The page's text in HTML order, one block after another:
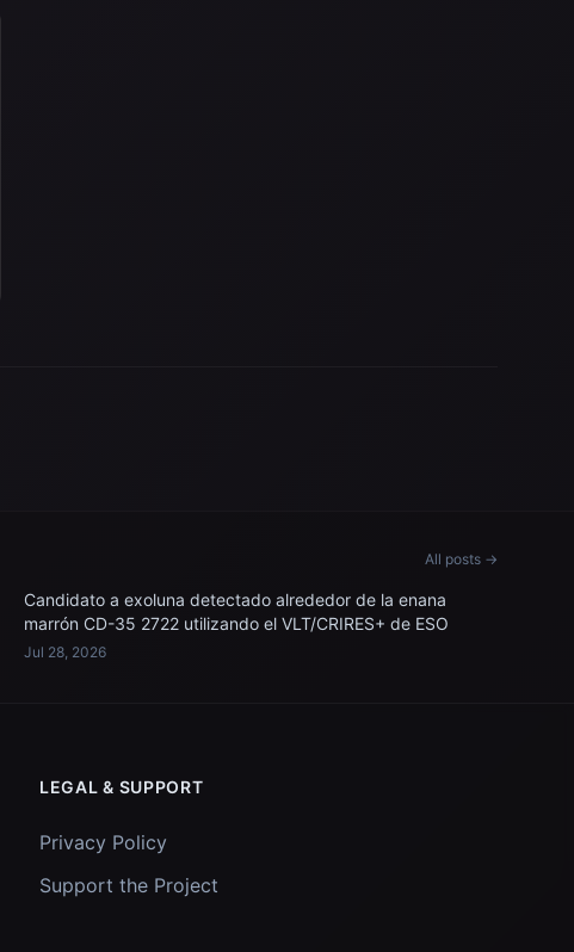
All posts →
Candidato a exoluna detectado alrededor de la enana
marrón CD-35 2722 utilizando el VLT/CRIRES+ de ESO
Jul 28, 2026
LEGAL & SUPPORT
Privacy Policy
Support the Project